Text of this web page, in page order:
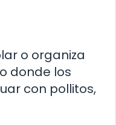
o organiza
donde los
con pollitos,